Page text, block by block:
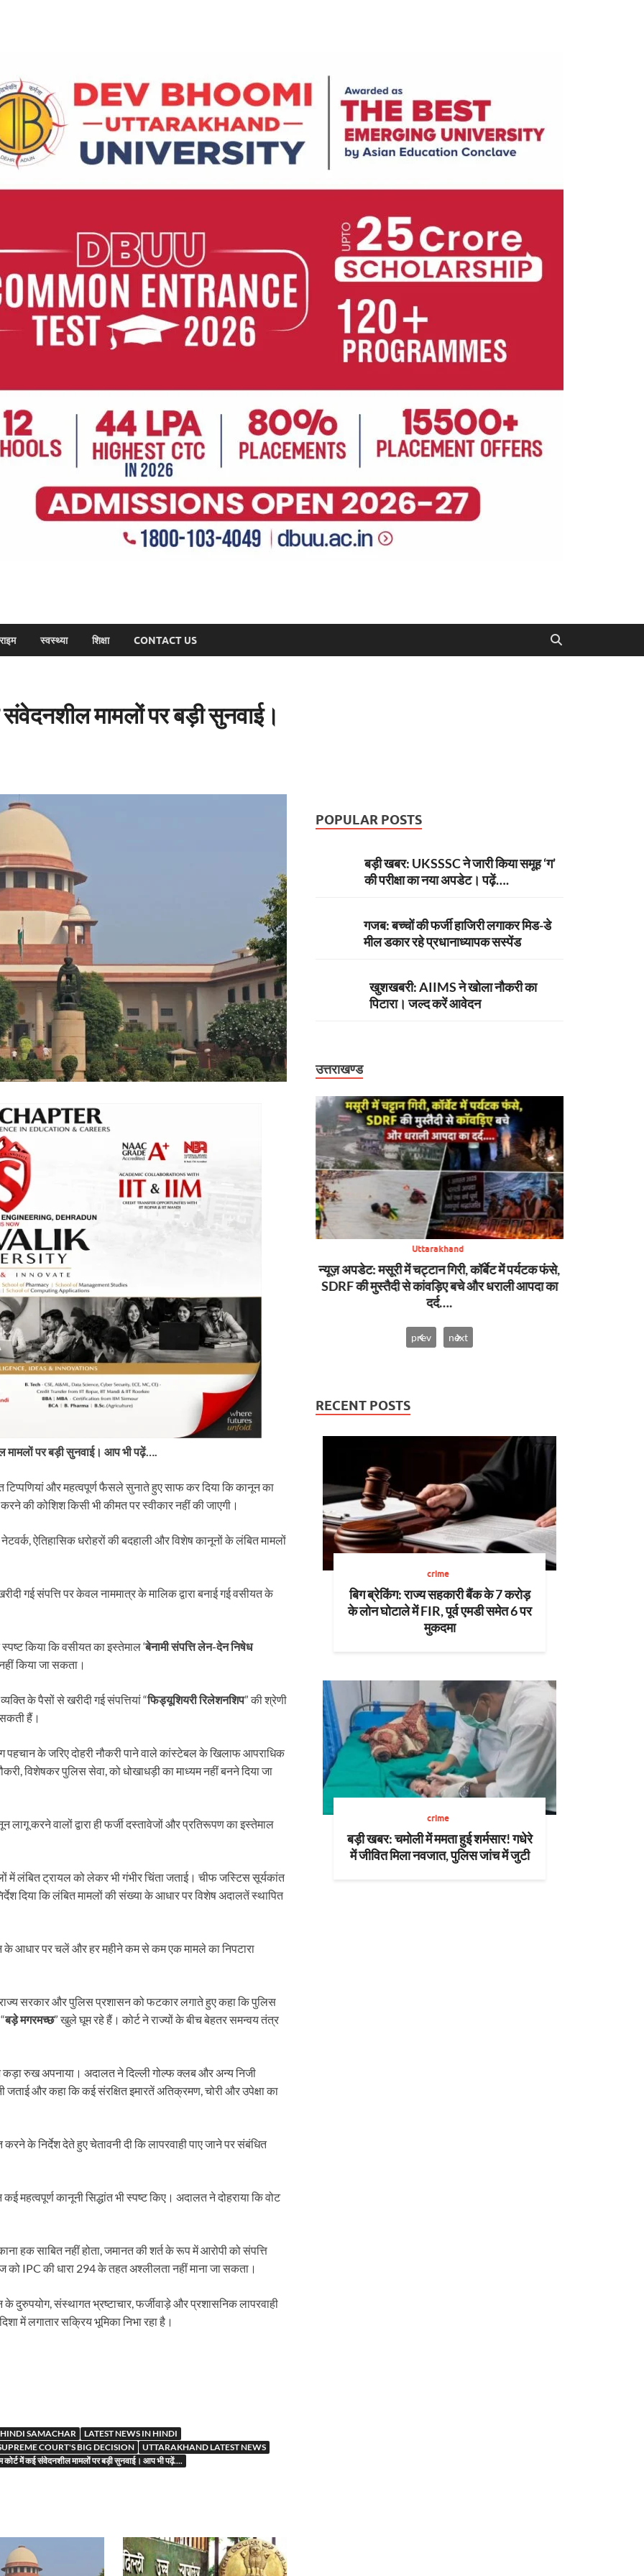
स्वस्थ्या शिक्षा CONTACT US
मामलों पर बड़ी सुनवाई।
मामलों पर बड़ी सुनवाई। आप भी पढ़ें….
टिप्पणियां और महत्वपूर्ण फैसले सुनाते हुए साफ कर दिया कि कानून का
की कोशिश किसी भी कीमत पर स्वीकार नहीं की जाएगी।
ऐतिहासिक धरोहरों की बदहाली और विशेष कानूनों के लंबित मामलों
गई संपत्ति पर केवल नाममात्र के मालिक द्वारा बनाई गई वसीयत के
किया कि वसीयत का इस्तेमाल ‘बेनामी संपत्ति लेन-देन निषेध
किया जा सकता।
के पैसों से खरीदी गई संपत्तियां “फिड्यूशियरी रिलेशनशिप” की श्रेणी
हैं।
के जरिए दोहरी नौकरी पाने वाले कांस्टेबल के खिलाफ आपराधिक
विशेषकर पुलिस सेवा, को धोखाधड़ी का माध्यम नहीं बनने दिया जा
करने वालों द्वारा ही फर्जी दस्तावेजों और प्रतिरूपण का इस्तेमाल
में लंबित ट्रायल को लेकर भी गंभीर चिंता जताई। चीफ जस्टिस सूर्यकांत
दिया कि लंबित मामलों की संख्या के आधार पर विशेष अदालतें स्थापित
के आधार पर चलें और हर महीने कम से कम एक मामले का निपटारा
सरकार और पुलिस प्रशासन को फटकार लगाते हुए कहा कि पुलिस
बड़े मगरमच्छ” खुले घूम रहे हैं। कोर्ट ने राज्यों के बीच बेहतर समन्वय तंत्र
ने कड़ा रुख अपनाया। अदालत ने दिल्ली गोल्फ क्लब और अन्य निजी
जताई और कहा कि कई संरक्षित इमारतें अतिक्रमण, चोरी और उपेक्षा का
के निर्देश देते हुए चेतावनी दी कि लापरवाही पाए जाने पर संबंधित
कानूनी सिद्धांत भी स्पष्ट किए। अदालत ने दोहराया कि वोट
हक साबित नहीं होता, जमानत की शर्त के रूप में आरोपी को संपत्ति
IPC की धारा 294 के तहत अश्लीलता नहीं माना जा सकता।
दुरुपयोग, संस्थागत भ्रष्टाचार, फर्जीवाड़े और प्रशासनिक लापरवाही
में लगातार सक्रिय भूमिका निभा रहा है।
HINDI SAMACHAR
LATEST NEWS IN HINDI
COURT'S BIG DECISION
UTTARAKHAND LATEST NEWS
कोर्ट में कई संवेदनशील मामलों पर बड़ी सुनवाई। आप भी पढ़ें....
POPULAR POSTS
बड़ी खबर: UKSSSC ने जारी किया समूह ‘ग’
की परीक्षा का नया अपडेट। पढ़ें….
गजब: बच्चों की फर्जी हाजिरी लगाकर मिड-डे
मील डकार रहे प्रधानाध्यापक सस्पेंड
खुशखबरी: AIIMS ने खोला नौकरी का
पिटारा। जल्द करें आवेदन
उत्तराखण्ड
देहरादून-
बाधित
IFS अधिकारियों के तबादले और नई तैनाती
Uttarakhand
न्यूज़ अपडेट: मसूरी में चट्टान गिरी, कॉर्बेट में पर्यटक फंसे,
SDRF की मुस्तैदी से कांवड़िए बचे और धराली आपदा का
दर्द….
prev next
RECENT POSTS
crime
बिग ब्रेकिंग: राज्य सहकारी बैंक के 7 करोड़
के लोन घोटाले में FIR, पूर्व एमडी समेत 6 पर
मुकदमा
crime
बड़ी खबर: चमोली में ममता हुई शर्मसार! गधेरे
में जीवित मिला नवजात, पुलिस जांच में जुटी